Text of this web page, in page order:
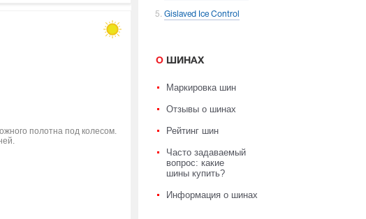
полотна под колесом.
Gislaved Ice Control
О ШИНАХ
Маркировка шин
Отзывы о шинах
Рейтинг шин
Часто задаваемый
вопрос: какие
шины купить?
Информация о шинах